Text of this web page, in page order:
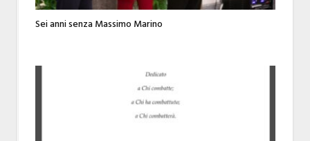
Sei anni senza Massimo Marino